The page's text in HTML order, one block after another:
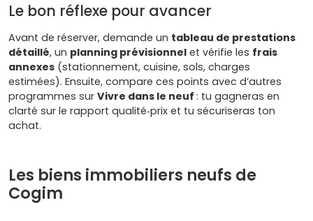
Le bon réflexe pour avancer
Avant de réserver, demande un tableau de prestations
détaillé, un planning prévisionnel et vérifie les frais
annexes (stationnement, cuisine, sols, charges
estimées). Ensuite, compare ces points avec d’autres
programmes sur Vivre dans le neuf : tu gagneras en
clarté sur le rapport qualité‑prix et tu sécuriseras ton
achat.
Les biens immobiliers neufs de
Cogim